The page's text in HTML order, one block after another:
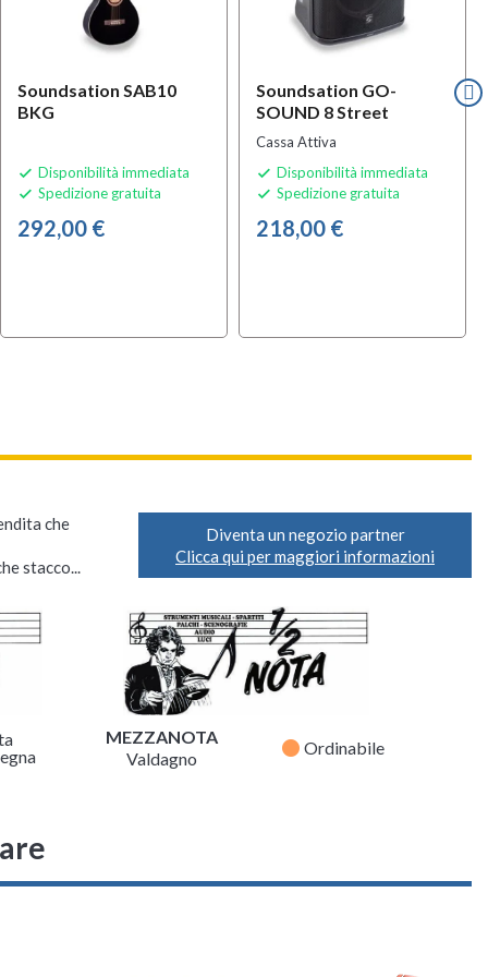
Soundsation SAB10
BKG
 Disponibilità immediata
 Spedizione gratuita
292,00 €
Soundsation GO-
SOUND 8 Street
Cassa Attiva
 Disponibilità immediata
 Spedizione gratuita
218,00 €
che
stacco...
Diventa un negozio partner
Clicca qui per maggiori informazioni
MEZZANOTA
Valdagno
fiber_manual_record Ordinabile